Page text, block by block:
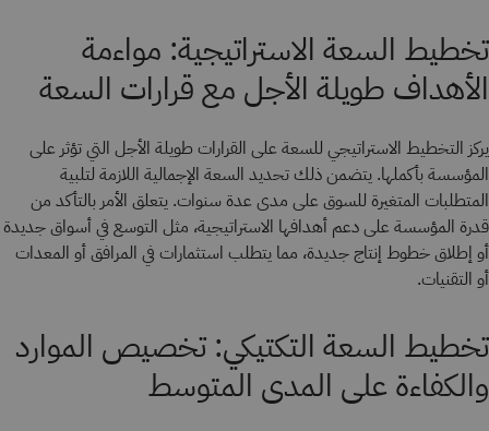
تخطيط السعة الاستراتيجية: مواءمة
الأهداف طويلة الأجل مع قرارات السعة
يركز التخطيط الاستراتيجي للسعة على القرارات طويلة الأجل التي تؤثر على
المؤسسة بأكملها. يتضمن ذلك تحديد السعة الإجمالية اللازمة لتلبية
المتطلبات المتغيرة للسوق على مدى عدة سنوات. يتعلق الأمر بالتأكد من
قدرة المؤسسة على دعم أهدافها الاستراتيجية، مثل التوسع في أسواق جديدة
أو إطلاق خطوط إنتاج جديدة، مما يتطلب استثمارات في المرافق أو المعدات
أو التقنيات.
تخطيط السعة التكتيكي: تخصيص الموارد
والكفاءة على المدى المتوسط